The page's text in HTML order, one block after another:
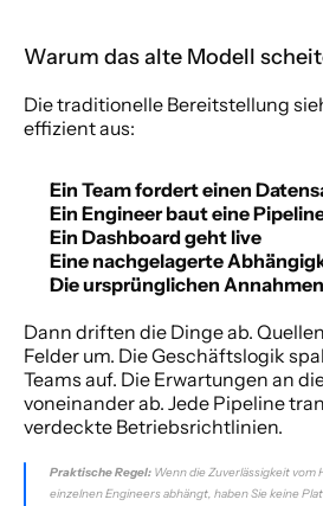
Warum das alte Modell
Die traditionelle Bereitstellung
effizient aus:
Ein Team fordert einen
Ein Engineer baut eine
Ein Dashboard geht live
Eine nachgelagerte
Die ursprünglichen
Dann driften die Dinge ab.
Felder um. Die Geschäftslogik
Teams auf. Die Erwartungen an
voneinander ab. Jede Pipeline
verdeckte Betriebsrichtlinien.
Praktische Regel: Wenn die Zuverlässigkeit
einzelnen Engineers abhängt, haben Sie keine